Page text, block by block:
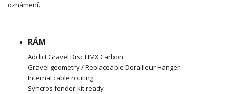
oznámení.
RÁM
Addict Gravel Disc HMX Carbon
Gravel geometry / Replaceable Derailleur Hanger
Internal cable routing
Syncros fender kit ready